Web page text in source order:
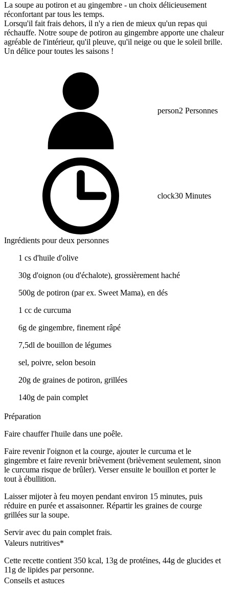
La soupe au potiron et au gingembre - un choix délicieusement
réconfortant par tous les temps.
Lorsqu'il fait frais dehors, il n'y a rien de mieux qu'un repas qui
réchauffe. Notre soupe de potiron au gingembre apporte une chaleur
agréable de l'intérieur, qu'il pleuve, qu'il neige ou que le soleil brille.
Un délice pour toutes les saisons !
person2 Personnes
clock30 Minutes
Ingrédients pour deux personnes
1 cs d'huile d'olive
30g d'oignon (ou d'échalote), grossièrement haché
500g de potiron (par ex. Sweet Mama), en dés
1 cc de curcuma
6g de gingembre, finement râpé
7,5dl de bouillon de légumes
sel, poivre, selon besoin
20g de graines de potiron, grillées
140g de pain complet
Préparation
Faire chauffer l'huile dans une poêle.
Faire revenir l'oignon et la courge, ajouter le curcuma et le
gingembre et faire revenir brièvement (brièvement seulement, sinon
le curcuma risque de brûler). Verser ensuite le bouillon et porter le
tout à ébullition.
Laisser mijoter à feu moyen pendant environ 15 minutes, puis
réduire en purée et assaisonner. Répartir les graines de courge
grillées sur la soupe.
Servir avec du pain complet frais.
Valeurs nutritives*
Cette recette contient 350 kcal, 13g de protéines, 44g de glucides et
11g de lipides par personne.
Conseils et astuces